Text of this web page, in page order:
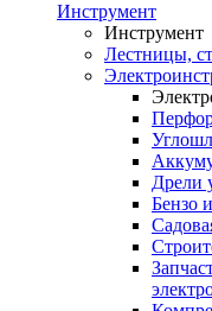
Инструмент
Инструмент
Лестницы,
Дрели
Бензо